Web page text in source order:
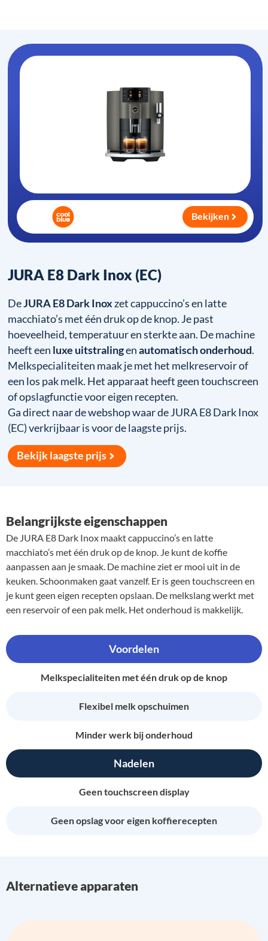
JURA E8 Dark Inox (EC)
DeJURA E8 Dark Inox zet cappuccino’s en latte
macchiato’s met één druk op de knop. Je past
hoeveelheid, temperatuur en sterkte aan. De machine
heeft een luxe uitstralingenautomatisch onderhoud.
Melkspecialiteiten maak je met het melkreservoir of
een los pak melk. Het apparaat heeft geen touchscreen
of opslagfunctie voor eigen recepten.
Ga direct naar de webshop waar de JURA E8 Dark Inox
(EC) verkrijbaar is voor de laagste prijs.
Bekijk laagste prijs
Bekijken
Belangrijkste eigenschappen
De JURA E8 Dark Inox maakt cappuccino’s en latte
macchiato’s met één druk op de knop. Je kunt de koffie
aanpassen aan je smaak. De machine ziet er mooi uit in de
keuken. Schoonmaken gaat vanzelf. Er is geen touchscreen en
je kunt geen eigen recepten opslaan. De melkslang werkt met
een reservoir of een pak melk. Het onderhoud is makkelijk.
Voordelen
Melkspecialiteiten met één druk op de knop
Flexibel melk opschuimen
Minder werk bij onderhoud
Nadelen
Geen touchscreen display
Geen opslag voor eigen koffierecepten
Alternatieve apparaten